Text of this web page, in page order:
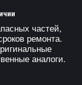
частей,
ремонта.
аналоги.